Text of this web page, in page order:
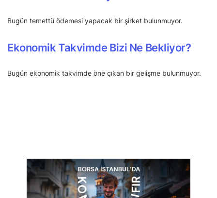
Bugün temettü ödemesi yapacak bir şirket bulunmuyor.
Ekonomik Takvimde Bizi Ne Bekliyor?
Bugün ekonomik takvimde öne çıkan bir gelişme bulunmuyor.